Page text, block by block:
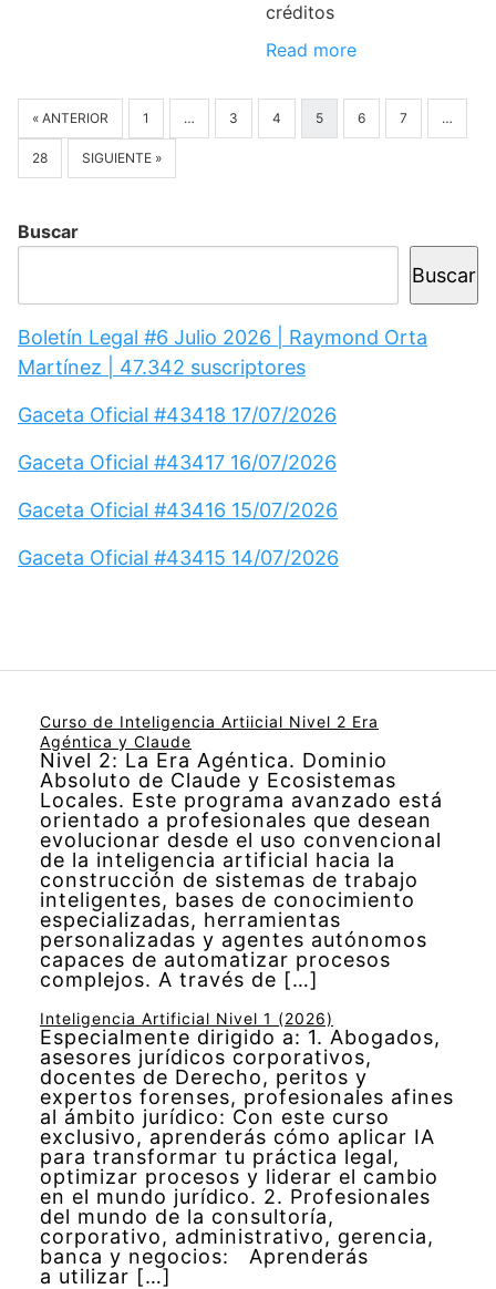
créditos
Read more
« ANTERIOR 1 … 3 4 5 6 7 …
28 SIGUIENTE »
Buscar
Buscar
Boletín Legal #6 Julio 2026 | Raymond Orta
Martínez | 47.342 suscriptores
Gaceta Oficial #43418 17/07/2026
Gaceta Oficial #43417 16/07/2026
Gaceta Oficial #43416 15/07/2026
Gaceta Oficial #43415 14/07/2026
Curso de Inteligencia Artiicial Nivel 2 Era
Agéntica y Claude
Nivel 2: La Era Agéntica. Dominio
Absoluto de Claude y Ecosistemas
Locales. Este programa avanzado está
orientado a profesionales que desean
evolucionar desde el uso convencional
de la inteligencia artificial hacia la
construcción de sistemas de trabajo
inteligentes, bases de conocimiento
especializadas, herramientas
personalizadas y agentes autónomos
capaces de automatizar procesos
complejos. A través de […]
Inteligencia Artificial Nivel 1 (2026)
Especialmente dirigido a: 1. Abogados,
asesores jurídicos corporativos,
docentes de Derecho, peritos y
expertos forenses, profesionales afines
al ámbito jurídico: Con este curso
exclusivo, aprenderás cómo aplicar IA
para transformar tu práctica legal,
optimizar procesos y liderar el cambio
en el mundo jurídico. 2. Profesionales
del mundo de la consultoría,
corporativo, administrativo, gerencia,
banca y negocios: Aprenderás
a utilizar […]